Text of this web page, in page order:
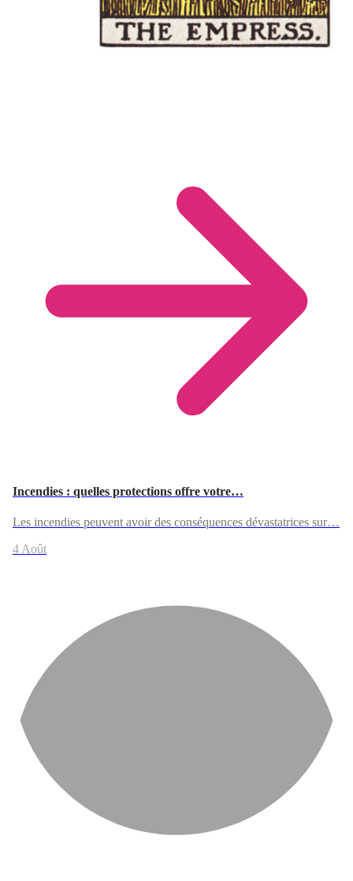
Incendies : quelles protections offre votre…
Les incendies peuvent avoir des conséquences dévastatrices sur…
4 Août